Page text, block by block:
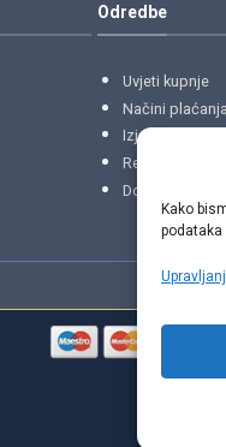
Kako
Odredbe
Uvjeti kupnje
Načini plaćanja
Izjava o
Reklamacije
Dostava i